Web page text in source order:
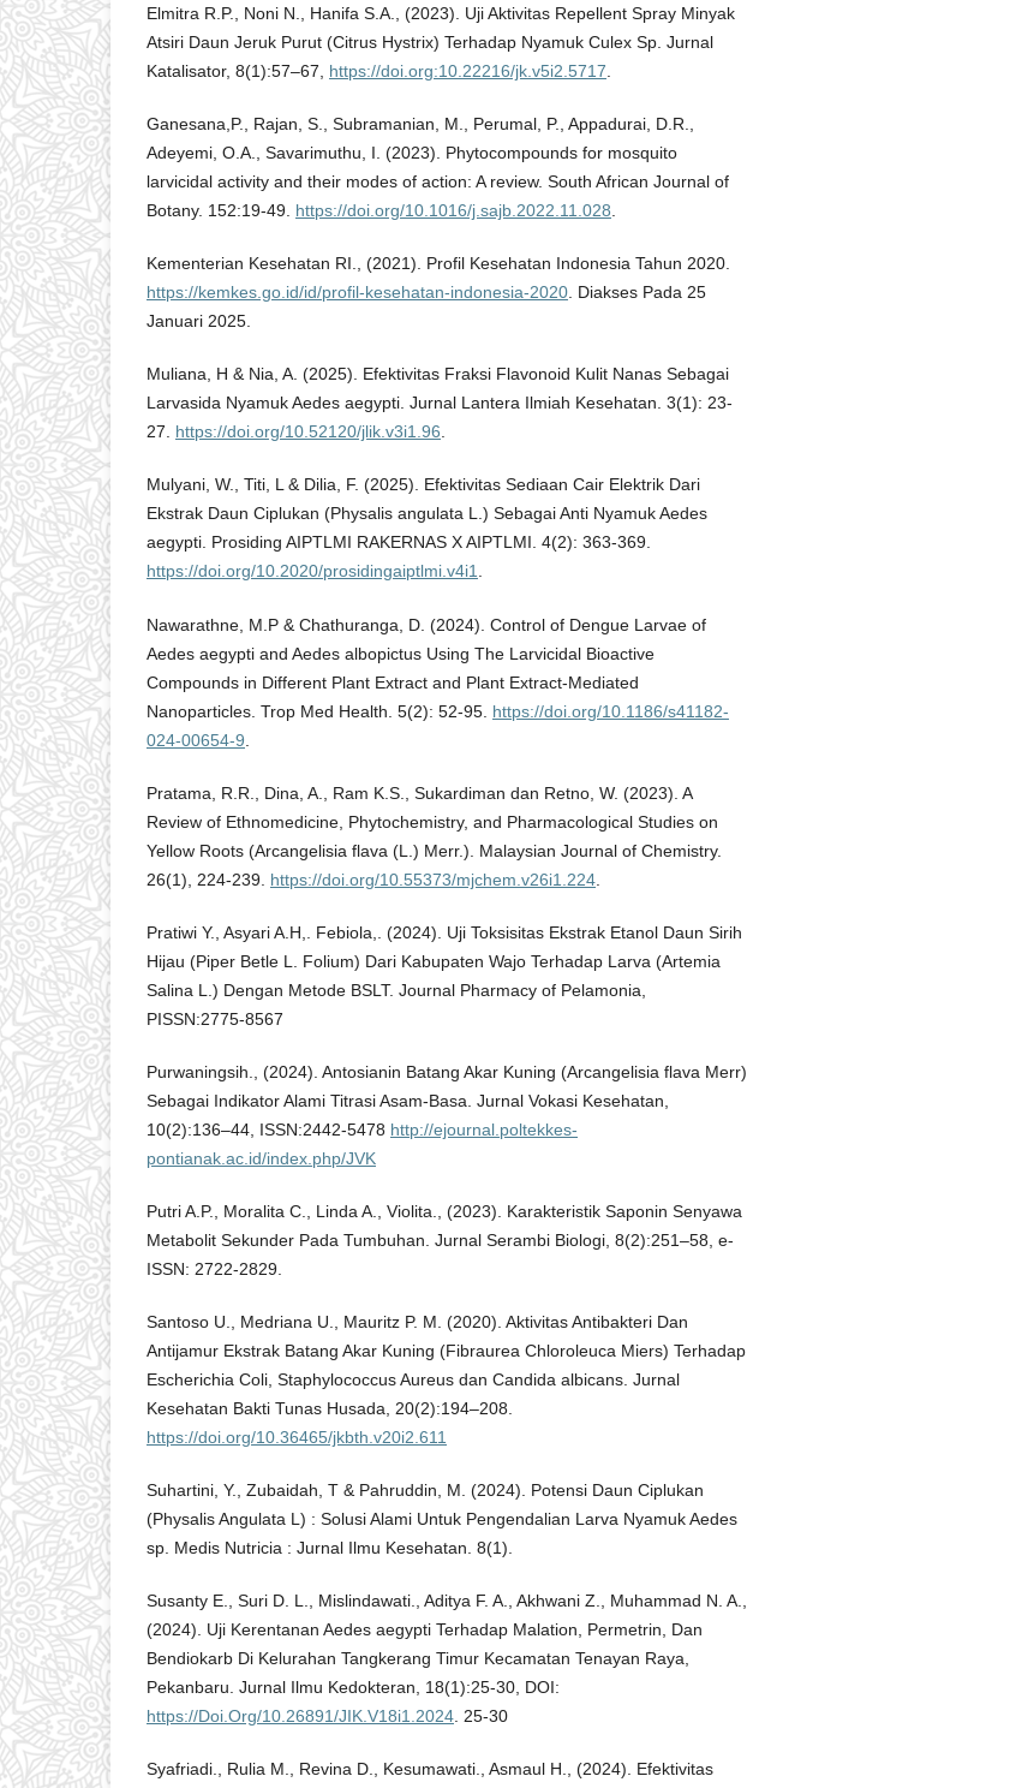
Elmitra R.P., Noni N., Hanifa S.A., (2023). Uji Aktivitas Repellent Spray Minyak
Atsiri Daun Jeruk Purut (Citrus Hystrix) Terhadap Nyamuk Culex Sp. Jurnal
Katalisator, 8(1):57–67, https://doi.org:10.22216/jk.v5i2.5717.
Ganesana,P., Rajan, S., Subramanian, M., Perumal, P., Appadurai, D.R.,
Adeyemi, O.A., Savarimuthu, I. (2023). Phytocompounds for mosquito
larvicidal activity and their modes of action: A review. South African Journal of
Botany. 152:19-49. https://doi.org/10.1016/j.sajb.2022.11.028.
Kementerian Kesehatan RI., (2021). Profil Kesehatan Indonesia Tahun 2020.
https://kemkes.go.id/id/profil-kesehatan-indonesia-2020. Diakses Pada 25
Januari 2025.
Muliana, H & Nia, A. (2025). Efektivitas Fraksi Flavonoid Kulit Nanas Sebagai
Larvasida Nyamuk Aedes aegypti. Jurnal Lantera Ilmiah Kesehatan. 3(1): 23-
27. https://doi.org/10.52120/jlik.v3i1.96.
Mulyani, W., Titi, L & Dilia, F. (2025). Efektivitas Sediaan Cair Elektrik Dari
Ekstrak Daun Ciplukan (Physalis angulata L.) Sebagai Anti Nyamuk Aedes
aegypti. Prosiding AIPTLMI RAKERNAS X AIPTLMI. 4(2): 363-369.
https://doi.org/10.2020/prosidingaiptlmi.v4i1.
Nawarathne, M.P & Chathuranga, D. (2024). Control of Dengue Larvae of
Aedes aegypti and Aedes albopictus Using The Larvicidal Bioactive
Compounds in Different Plant Extract and Plant Extract-Mediated
Nanoparticles. Trop Med Health. 5(2): 52-95. https://doi.org/10.1186/s41182-
024-00654-9
Pratama, R.R., Dina, A., Ram K.S., Sukardiman dan Retno, W. (2023). A
Review of Ethnomedicine, Phytochemistry, and Pharmacological Studies on
Yellow Roots (Arcangelisia flava (L.) Merr.). Malaysian Journal of Chemistry.
26(1), 224-239. https://doi.org/10.55373/mjchem.v26i1.224
Pratiwi Y., Asyari A.H,. Febiola,. (2024). Uji Toksisitas Ekstrak Etanol Daun Sirih
Hijau (Piper Betle L. Folium) Dari Kabupaten Wajo Terhadap Larva (Artemia
Salina L.) Dengan Metode BSLT. Journal Pharmacy of Pelamonia,
PISSN:2775-8567
Purwaningsih., (2024). Antosianin Batang Akar Kuning (Arcangelisia flava Merr)
Sebagai Indikator Alami Titrasi Asam-Basa. Jurnal Vokasi Kesehatan,
10(2):136–44, ISSN:2442-5478 http://ejournal.poltekkes-
pontianak.ac.id/index.php/JVK
Putri A.P., Moralita C., Linda A., Violita., (2023). Karakteristik Saponin Senyawa
Metabolit Sekunder Pada Tumbuhan. Jurnal Serambi Biologi, 8(2):251–58, e-
ISSN: 2722-2829.
Santoso U., Medriana U., Mauritz P. M. (2020). Aktivitas Antibakteri Dan
Antijamur Ekstrak Batang Akar Kuning (Fibraurea Chloroleuca Miers) Terhadap
Escherichia Coli, Staphylococcus Aureus dan Candida albicans. Jurnal
Kesehatan Bakti Tunas Husada, 20(2):194–208.
https://doi.org/10.36465/jkbth.v20i2.611
Suhartini, Y., Zubaidah, T & Pahruddin, M. (2024). Potensi Daun Ciplukan
(Physalis Angulata L) : Solusi Alami Untuk Pengendalian Larva Nyamuk Aedes
sp. Medis Nutricia : Jurnal Ilmu Kesehatan. 8(1).
Susanty E., Suri D. L., Mislindawati., Aditya F. A., Akhwani Z., Muhammad N. A.,
(2024). Uji Kerentanan Aedes aegypti Terhadap Malation, Permetrin, Dan
Bendiokarb Di Kelurahan Tangkerang Timur Kecamatan Tenayan Raya,
Pekanbaru. Jurnal Ilmu Kedokteran, 18(1):25-30, DOI:
https://Doi.Org/10.26891/JIK.V18i1.2024 . 25-30
Syafriadi., Rulia M., Revina D., Kesumawati., Asmaul H., (2024). Efektivitas